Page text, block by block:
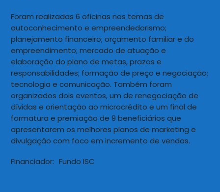
Foram realizadas 6 oficinas nos temas de
autoconhecimento e empreendedorismo;
planejamento financeiro; orçamento familiar e do
empreendimento; mercado de atuação e
elaboração do plano de metas, prazos e
responsabilidades; formação de preço e negociação;
tecnologia e comunicação. Também foram
organizados dois eventos, um de renegociação de
dívidas e orientação ao microcrédito e um final de
formatura e premiação de 9 beneficiários que
apresentarem os melhores planos de marketing e
divulgação com foco em incremento de vendas.
Fundo ISC
Financiador: